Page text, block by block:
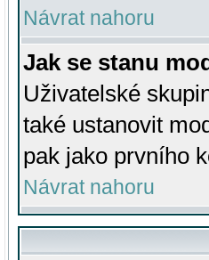
Návrat nahoru
Jak se stanu
Uživatelské
také ustanovit
pak jako prvního
Návrat nahoru